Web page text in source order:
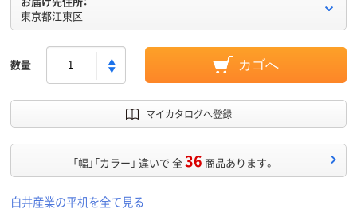
東京都江東区
数量 カゴへ
マイカタログへ登録
「幅」「カラー」 違いで 全36 商品あります。
白井産業の平机を全て見る